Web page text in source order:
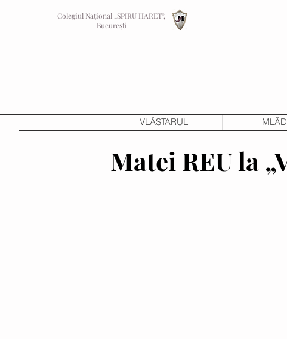
Colegiul Național „SPIRU HARET”,
București
VLĂSTARUL
Matei REU la